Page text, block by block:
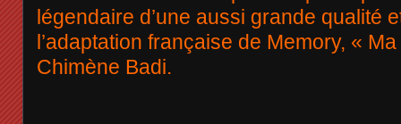
légendaire d’une aussi grande qualité
l’adaptation française de Memory, «
Chimène Badi.